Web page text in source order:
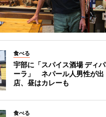
食べる
宇部に「スパイス酒場 ディパ
ーラ」 ネパール人男性が出
店、昼はカレーも
食べる